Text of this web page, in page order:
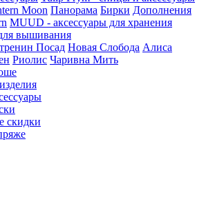
Moon Панорама Бирки Дополнения
MUUD - аксессуары для хранения
вышивания
Посад Новая Слобода Алиса
Риолис Чаривна Мить
скидки